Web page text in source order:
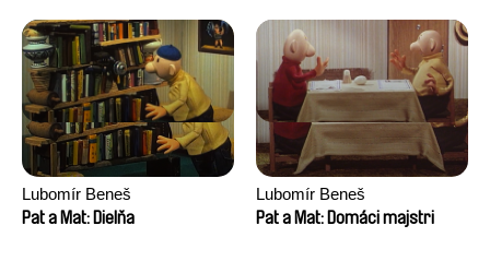
Lubomír Beneš
Pat a Mat: Dielňa
Lubomír Beneš
Pat a Mat: Domáci majstri